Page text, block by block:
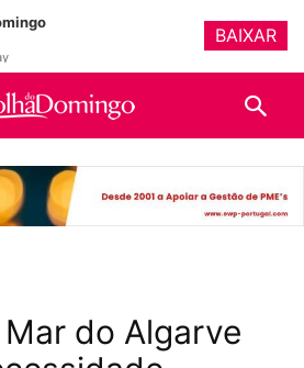
do Algarve
BAIXAR